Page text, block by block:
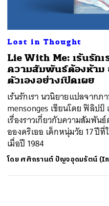
Lost in Thought
Lie With Me: เร้นรัก
ความสัมพันธ์ต้องห้าม
ตัวเองอย่างเปิดเผย
เร้นรักเรา นวนิยายแปลจากภ
mensonges เขียนโดย ฟิลิป
เรื่องราวเกี่ยวกับความสัมพั
อองดริเออ เด็กหนุ่มวัย 17 ปีที่
เมื่อปี 1984
โดย ศศิกรานต์ ปัญจอุดมรัตน์
SHARE